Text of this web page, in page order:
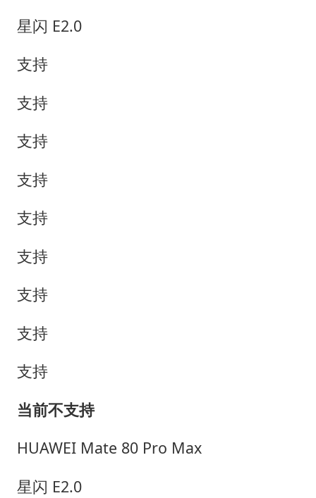
星闪 E2.0
支持
支持
支持
支持
支持
支持
支持
支持
支持
当前不支持
HUAWEI Mate 80 Pro Max
星闪 E2.0